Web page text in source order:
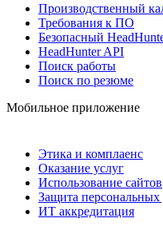
Производственный
Требования к ПО
Безопасный
HeadHunter API
Поиск работы
Поиск по резюме
Мобильное приложение
Этика и комплаенс
Оказание услуг
Использование сайтов
Защита
ИТ аккредитация